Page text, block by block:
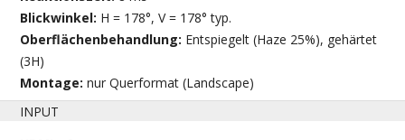
Blickwinkel: H = 178°, V = 178° typ.
Oberflächenbehandlung: Entspiegelt (Haze 25%), gehärtet
(3H)
Montage:nur Querformat (Landscape)
INPUT